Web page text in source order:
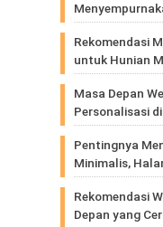
Rekomendasi
untuk Hunian
Masa Depan
Personalisasi
Pentingnya
Minimalis,
Rekomendasi
Depan yang